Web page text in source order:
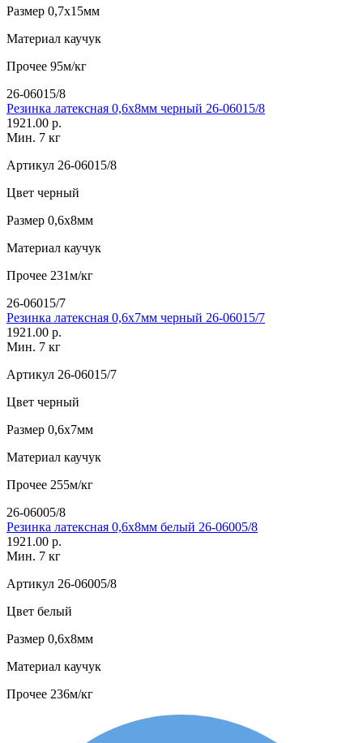
Размер 0,7х15мм
Материал каучук
Прочее 95м/кг
26-06015/8
Резинка латексная 0,6х8мм черный 26-06015/8
1921.00 р.
Мин. 7 кг
Артикул 26-06015/8
Цвет черный
Размер 0,6х8мм
Материал каучук
Прочее 231м/кг
26-06015/7
Резинка латексная 0,6х7мм черный 26-06015/7
1921.00 р.
Мин. 7 кг
Артикул 26-06015/7
Цвет черный
Размер 0,6х7мм
Материал каучук
Прочее 255м/кг
26-06005/8
Резинка латексная 0,6х8мм белый 26-06005/8
1921.00 р.
Мин. 7 кг
Артикул 26-06005/8
Цвет белый
Размер 0,6х8мм
Материал каучук
Прочее 236м/кг